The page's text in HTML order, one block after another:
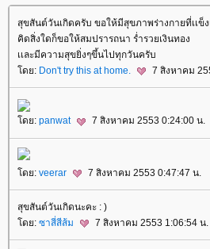
สุขสันต์วันเกิดครับ ขอให้มีสุขภาพร่างกายที่เเข็งเ
คิดสิ่งใดก็ขอให้สมปรารถนา ร่ำรวยเงินทอง
เเละมีความสุขยิ่งๆขึ้นไปทุกวันครับ
ดย: Don't try this at home. 7 สิงหาคม
ดย: panwat 7 สิงหาคม 2553 0:24:00 น.
ดย: veerar 7 สิงหาคม 2553 0:47:47 น.
สุขสันต์วันเกิดนะคะ : )
ดย: ซาสี่สีส้ม 7 สิงหาคม 2553 1:06:54 น.